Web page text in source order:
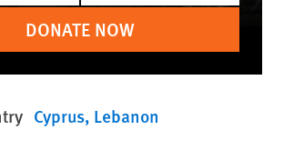
DONATE NOW
Cyprus Lebanon